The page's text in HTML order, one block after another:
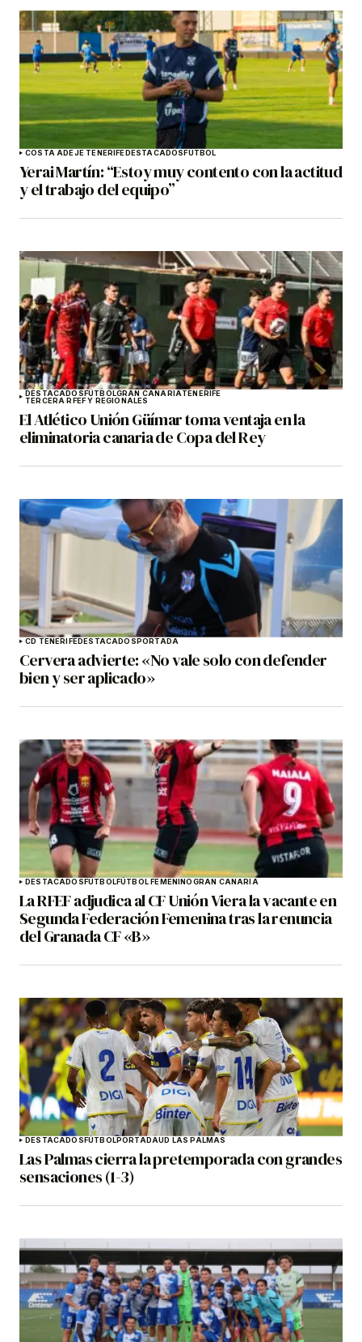
COSTA ADEJE TENERIFEDESTACADOSFÚTBOL
Yerai Martín: “Estoy muy contento con la actitud
y el trabajo del equipo”
DESTACADOSFÚTBOLGRAN CANARIATENERIFE
TERCERA RFEF Y REGIONALES
El Atlético Unión Güímar toma ventaja en la
eliminatoria canaria de Copa del Rey
CD TENERIFEDESTACADOSPORTADA
Cervera advierte: «No vale solo con defender
bien y ser aplicado»
DESTACADOSFÚTBOLFÚTBOL FEMENINOGRAN CANARIA
La RFEF adjudica al CF Unión Viera la vacante en
Segunda Federación Femenina tras la renuncia
del Granada CF «B»
DESTACADOSFÚTBOLPORTADAUD LAS PALMAS
Las Palmas cierra la pretemporada con grandes
sensaciones (1-3)